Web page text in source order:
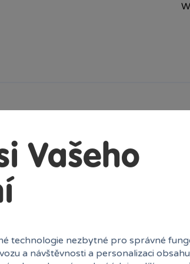
slavnou scénu Nástup
se svými Stormtroopery
Darth Vader,
ARC Pěťáka
s řadou zábavných
LEGO® v bitvě •
připojit další
dárek pro fanoušky Star
narozeninový dárek pro
Vašeho
technologie nezbytné pro správné
a návštěvnosti a personalizaci